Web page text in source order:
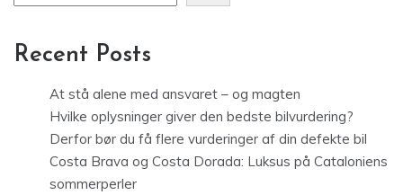
Recent Posts
At stå alene med ansvaret – og magten
Hvilke oplysninger giver den bedste bilvurdering?
Derfor bør du få flere vurderinger af din defekte bil
Costa Brava og Costa Dorada: Luksus på Cataloniens
sommerperler